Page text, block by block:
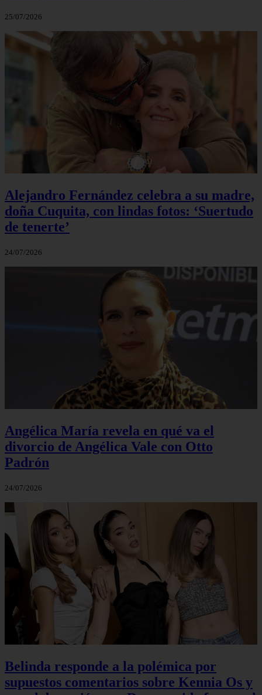
25/07/2026
Alejandro Fernández celebra a su madre,
doña Cuquita, con lindas fotos: ‘Suertudo
de tenerte’
24/07/2026
Angélica María revela en qué va el
divorcio de Angélica Vale con Otto
Padrón
24/07/2026
Belinda responde a la polémica por
supuestos comentarios sobre Kennia Os y